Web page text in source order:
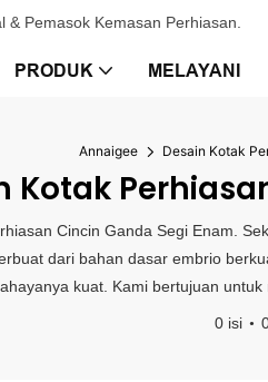
Pemasok Kemasan Perhiasan.
PRODUK MELAYANI
Annaigee Desain Kotak
Kotak
Cincin Ganda Segi Enam.
dari bahan dasar embrio
kuat. Kami bertujuan
0 isi